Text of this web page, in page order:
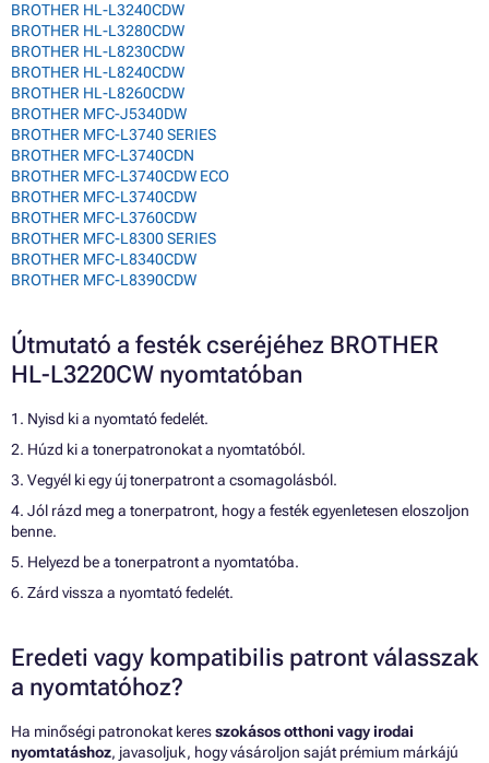
BROTHER HL-L3240CDW
BROTHER HL-L3280CDW
BROTHER HL-L8230CDW
BROTHER HL-L8240CDW
BROTHER HL-L8260CDW
BROTHER MFC-J5340DW
BROTHER MFC-L3740 SERIES
BROTHER MFC-L3740CDN
BROTHER MFC-L3740CDW ECO
BROTHER MFC-L3740CDW
BROTHER MFC-L3760CDW
BROTHER MFC-L8300 SERIES
BROTHER MFC-L8340CDW
BROTHER MFC-L8390CDW
Útmutató a festék cseréjéhez BROTHER
HL-L3220CW nyomtatóban
1. Nyisd ki a nyomtató fedelét.
2. Húzd ki a tonerpatronokat a nyomtatóból.
3. Vegyél ki egy új tonerpatront a csomagolásból.
4. Jól rázd meg a tonerpatront, hogy a festék egyenletesen eloszoljon
benne.
5. Helyezd be a tonerpatront a nyomtatóba.
6. Zárd vissza a nyomtató fedelét.
Eredeti vagy kompatibilis patront válasszak
a nyomtatóhoz?
Ha minőségi patronokat keresszokásos otthoni vagy irodai
nyomtatáshoz, javasoljuk, hogy vásároljon saját prémium márkájú